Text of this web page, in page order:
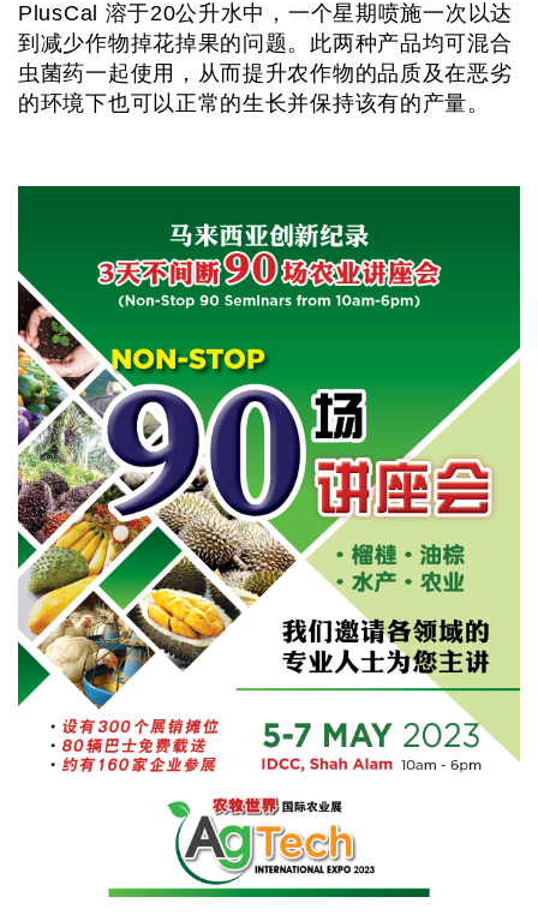
PlusCal 溶于20公升水中，一个星期喷施一次以达
到减少作物掉花掉果的问题。此两种产品均可混合
虫菌药一起使用，从而提升农作物的品质及在恶劣
的环境下也可以正常的生长并保持该有的产量。